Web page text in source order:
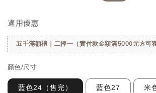
適用優惠
五千滿額禮｜二擇一（實付款金額滿5000元方可
顏色/尺寸
藍色24（售完） 藍色27 米